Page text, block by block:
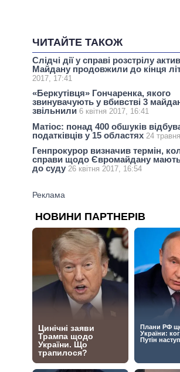
ЧИТАЙТЕ ТАКОЖ
Слідчі дії у справі розстрілу
Майдану продовжили до кінця
2017, 17:41
«Беркутівця» Гончаренка, якого
звинувачують у вбивстві 3
звільнили 6 квітня 2017, 16:41
Матіос: понад 400 обшуків
податківців у 15 областях 24
Генпрокурор визначив термін,
справи щодо Євромайдану
до суду 26 квітня 2017, 16:54